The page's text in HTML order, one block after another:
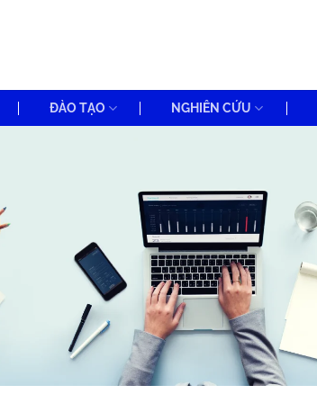
ĐÀO TẠO NGHIÊN CỨU